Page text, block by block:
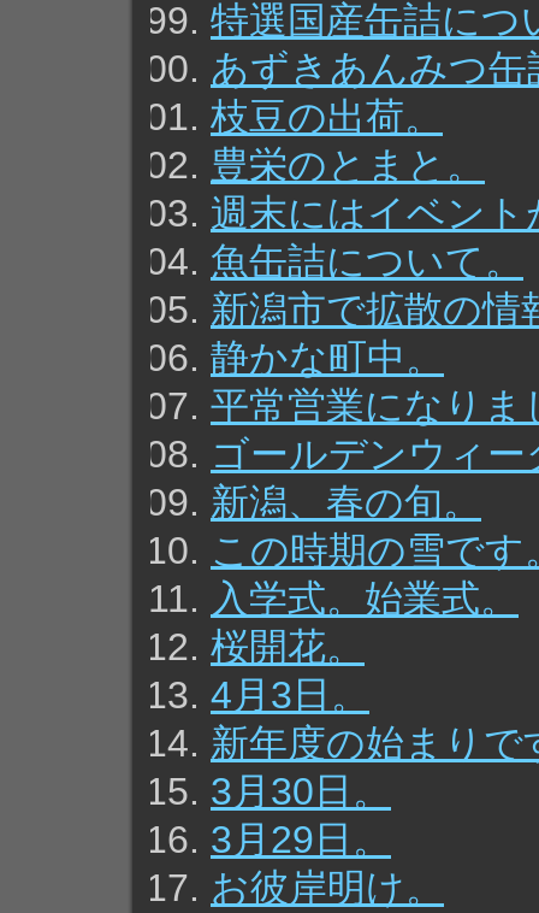
特選国産缶詰につ
あずきあんみつ
枝豆の出荷。
豊栄のとまと。
週末にはイベン
魚缶詰について。
新潟市で拡散の
静かな町中。
平常営業になりま
ゴールデンウィ
新潟、春の旬。
この時期の雪です
入学式。始業式。
桜開花。
4月3日。
新年度の始まりで
3月30日。
3月29日。
お彼岸明け。